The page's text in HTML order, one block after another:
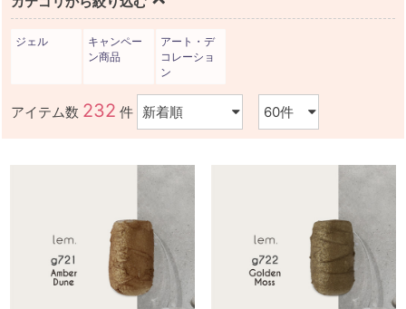
ジェル
キャンペー
ン商品
アート・デ
コレーショ
ン
アイテム数 232 件